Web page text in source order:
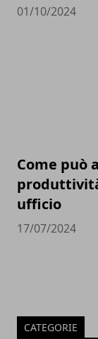
01/10/2024
Come può
ufficio
17/07/2024
CATEGORIE